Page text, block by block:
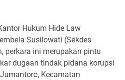
Hukum Hide Law
Susilowati (Sekdes
perkara ini merupakan pintu
dugaan tindak pidana korupsi
Kecamatan